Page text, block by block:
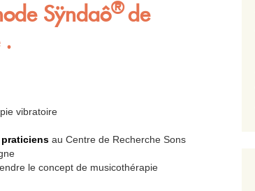
Sÿndaô®de
.
vibratoire
praticiens au Centre de Recherche Sons
le concept de musicothérapie